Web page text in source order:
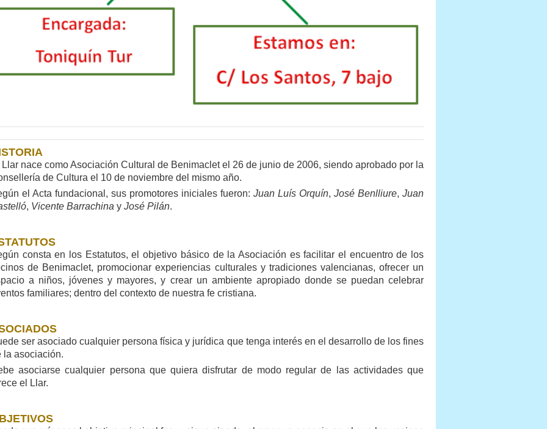
Llar nace como Asociación Cultural de Benimaclet el 26 de junio de 2006, siendo aprobado por la
de Cultura el 10 de noviembre del mismo año.
el Acta fundacional, sus promotores iniciales fueron: Juan Luís Orquín, José Benlliure, Juan
, Vicente Barrachina y José Pilán.
consta en los Estatutos, el objetivo básico de la Asociación es facilitar el encuentro de los
de Benimaclet, promocionar experiencias culturales y tradiciones valencianas, ofrecer un
a niños, jóvenes y mayores, y crear un ambiente apropiado donde se puedan celebrar
familiares; dentro del contexto de nuestra fe cristiana.
ser asociado cualquier persona física y jurídica que tenga interés en el desarrollo de los fines
la asociación.
asociarse cualquier persona que quiera disfrutar de modo regular de las actividades que
el Llar.